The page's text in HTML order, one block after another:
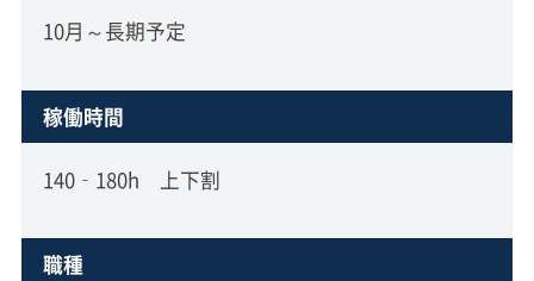
10月～長期予定
稼働時間
140‐180h 上下割
職種